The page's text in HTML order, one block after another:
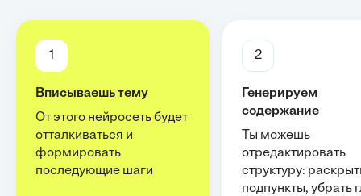
1
Вписываешь тему
От этого нейросеть будет
отталкиваться и
формировать
последующие шаги
2
Генерируем
содержание
Ты можешь
отредактировать
структуру:
подпункты, убрать